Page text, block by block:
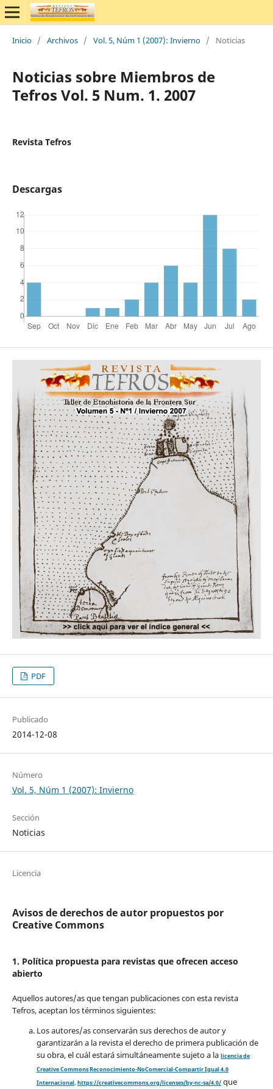
Inicio / Archivos / Vol. 5, Núm 1 (2007): Invierno / Noticias
Noticias sobre Miembros de
Tefros Vol. 5 Num. 1. 2007
Revista Tefros
Descargas
PDF
Publicado
2014-12-08
Número
Vol. 5, Núm 1 (2007): Invierno
Sección
Noticias
Licencia
Avisos de derechos de autor propuestos por
Creative Commons
1. Política propuesta para revistas que ofrecen acceso
abierto
Aquellos autores/as que tengan publicaciones con esta revista
Tefros, aceptan los términos siguientes:
Los autores/as conservarán sus derechos de autor y
garantizarán a la revista el derecho de primera publicación de
su obra, el cuál estará simultáneamente sujeto a la licencia de
Creative Commons Reconocimiento-NoComercial-Compartir Igual 4.0
Internacional. https://creativecommons.org/licenses/by-nc-sa/4.0/que